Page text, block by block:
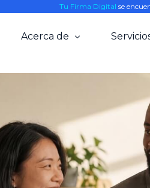
Tu Firma Digital se
Acerca de
Alianzas
Blog
Knowledge Base
Firma
Smart